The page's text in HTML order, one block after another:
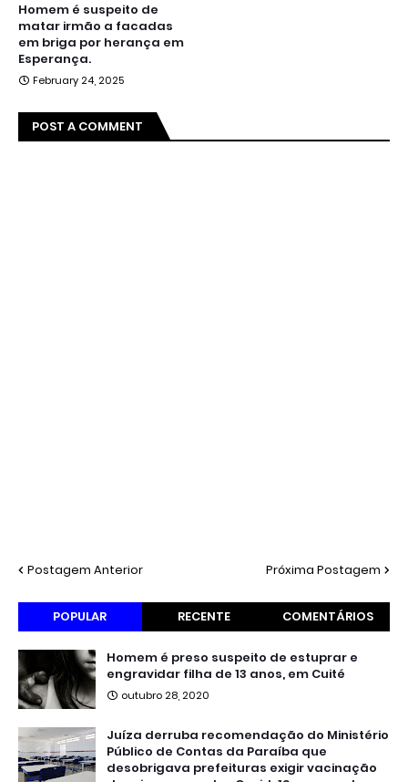
Homem é suspeito de
matar irmão a facadas
em briga por herança em
Esperança.
February 24, 2025
POST A COMMENT
Postagem Anterior Próxima Postagem
POPULAR RECENTE COMENTÁRIOS
Homem é preso suspeito de estuprar e
engravidar filha de 13 anos, em Cuité
outubro 28, 2020
Juíza derruba recomendação do Ministério
Público de Contas da Paraíba que
desobrigava prefeituras exigir vacinação